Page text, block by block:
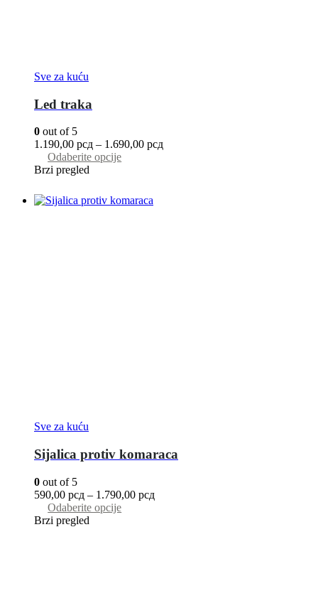
Sve za kuću
Led traka
0 out of 5
1.190,00 рсд – 1.690,00 рсд
Odaberite opcije
Brzi pregled
Sve za kuću
Sijalica protiv komaraca
0 out of 5
590,00 рсд – 1.790,00 рсд
Odaberite opcije
Brzi pregled